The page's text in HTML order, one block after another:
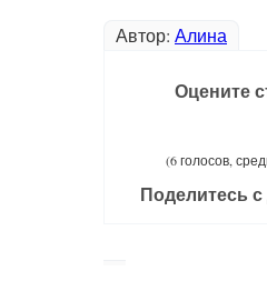
Автор: Алина
Оцените
(6 голосов,
Поделитесь